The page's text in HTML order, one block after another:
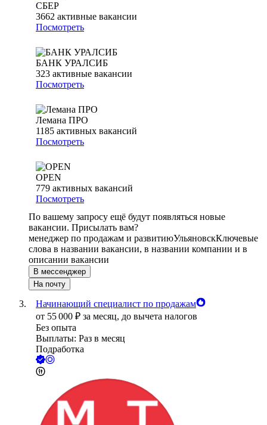
СБЕР
3662 активные вакансии
Посмотреть
БАНК УРАЛСИБ
323 активные вакансии
Посмотреть
Лемана ПРО
1185 активных вакансий
Посмотреть
OPEN
779 активных вакансий
Посмотреть
По вашему запросу ещё будут появляться новые
вакансии. Присылать вам?
менеджер по продажам и развитиюУльяновскКлючевые
слова в названии вакансии, в названии компании и в
описании вакансии
В мессенджер
На почту
Начинающий специалист по продажам
от 55 000 ₽ за месяц, до вычета налогов
Без опыта
Выплаты: Раз в месяц
Подработка